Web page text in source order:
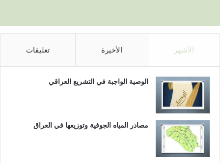
الأشهر الأخيرة تعليقات
الوصية الواجبة في التشريع العراقي
مصادر المياه الجوفية وتوزيعها في العراق